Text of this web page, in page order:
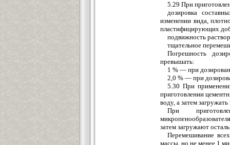
5.29 При
дозировка
изменении вида,
пластифицирующих
подвижность
тщательное
Погрешность
превышать:
1 % — при
2,0 % — при
5.30 При
приготовлении
воду, а затем
При
затем загружают
Перемешивание
массы, но не менее 1